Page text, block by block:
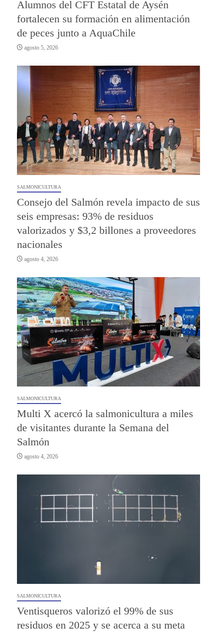
Alumnos del CFT Estatal de Aysén
fortalecen su formación en alimentación
de peces junto a AquaChile
agosto 5, 2026
SALMONICULTURA
Consejo del Salmón revela impacto de sus
seis empresas: 93% de residuos
valorizados y $3,2 billones a proveedores
nacionales
agosto 4, 2026
SALMONICULTURA
Multi X acercó la salmonicultura a miles
de visitantes durante la Semana del
Salmón
agosto 4, 2026
SALMONICULTURA
Ventisqueros valorizó el 99% de sus
residuos en 2025 y se acerca a su meta